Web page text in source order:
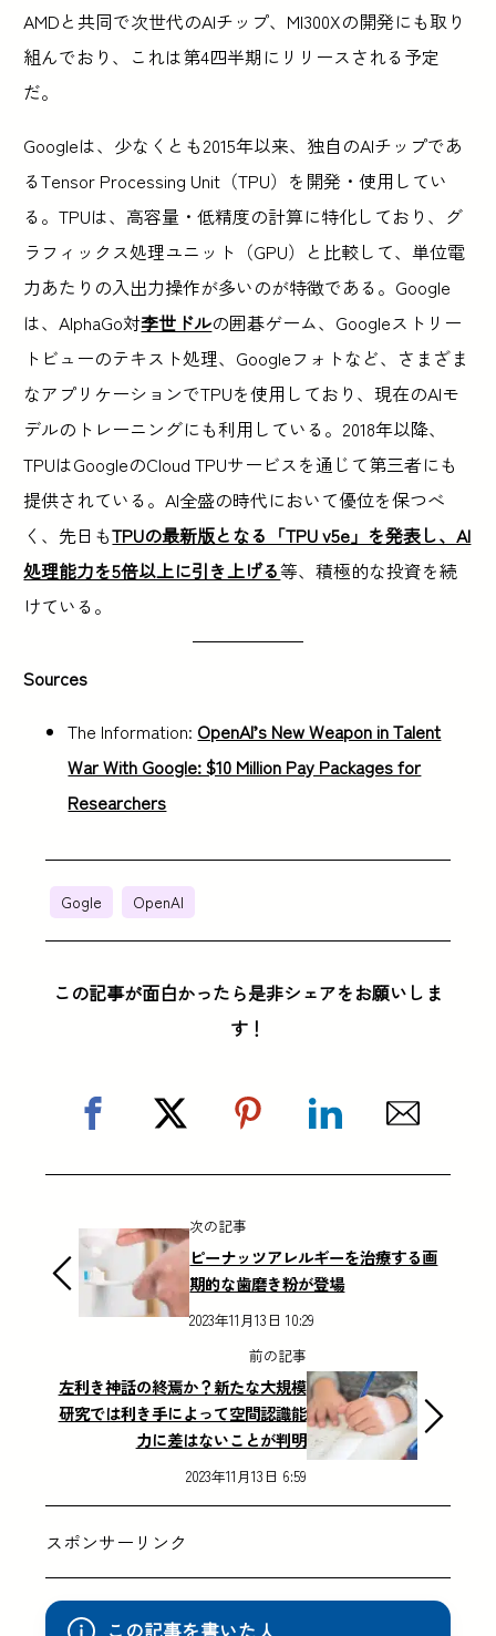
AMDと共同で次世代のAIチップ、MI300Xの開発にも取り
組んでおり、これは第4四半期にリリースされる予定
だ。
Googleは、少なくとも2015年以来、独自のAIチップであ
るTensor Processing Unit（TPU）を開発・使用してい
る。TPUは、高容量・低精度の計算に特化しており、グ
ラフィックス処理ユニット（GPU）と比較して、単位電
力あたりの入出力操作が多いのが特徴である。Google
は、AlphaGo対李世ドルの囲碁ゲーム、Googleストリー
トビューのテキスト処理、Googleフォトなど、さまざま
なアプリケーションでTPUを使用しており、現在のAIモ
デルのトレーニングにも利用している。2018年以降、
TPUはGoogleのCloud TPUサービスを通じて第三者にも
提供されている。AI全盛の時代において優位を保つべ
く、先日もTPUの最新版となる「TPU v5e」を発表し、AI
処理能力を5倍以上に引き上げる等、積極的な投資を続
けている。
Sources
The Information: OpenAI’s New Weapon in Talent
War With Google: $10 Million Pay Packages for
Researchers
Gogle OpenAI
この記事が面白かったら是非シェアをお願いしま
す！
次の記事
ピーナッツアレルギーを治療する画
期的な歯磨き粉が登場
2023年11月13日 10:29
前の記事
左利き神話の終焉か？新たな大規模
研究では利き手によって空間認識能
力に差はないことが判明
2023年11月13日 6:59
スポンサーリンク
この記事を書いた人